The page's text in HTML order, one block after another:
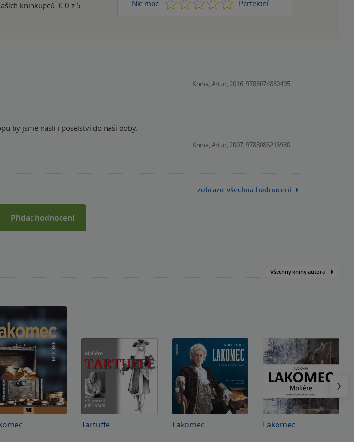
knihkupců: 0.0 z 5 Nic moc 1 2 3 4 Perfektní
5
Kniha, Artur, 2016, 9788074830495
by jsme našli i poselství do naší doby.
Kniha, Artur, 2007, 9788086216980
Zobrazit všechna hodnocení
Přidat hodnocení
Všechny knihy autora
Tartuffe Lakomec Lakomec